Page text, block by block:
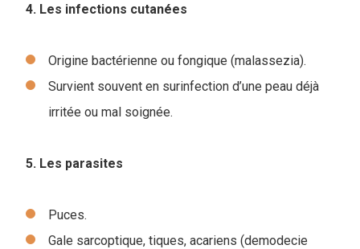
4. Les infections cutanées
Origine bactérienne ou fongique (malassezia).
Survient souvent en surinfection d’une peau déjà
irritée ou mal soignée.
5. Les parasites
Puces.
Gale sarcoptique, tiques, acariens (demodecie